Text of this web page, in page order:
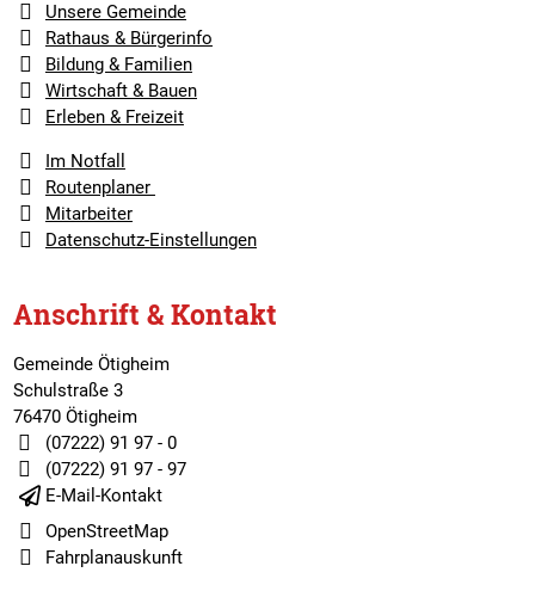
Unsere Gemeinde
Rathaus & Bürgerinfo
Bildung & Familien
Wirtschaft & Bauen
Erleben & Freizeit
Im Notfall
Routenplaner
Mitarbeiter
Datenschutz-Einstellungen
Anschrift & Kontakt
Gemeinde Ötigheim
Schulstraße 3
76470 Ötigheim
(07222) 91 97 - 0
(07222) 91 97 - 97
E-Mail-Kontakt
OpenStreetMap
Fahrplanauskunft